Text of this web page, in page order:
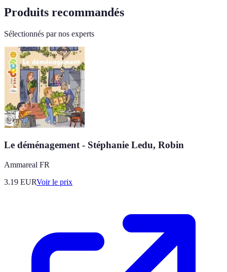
Produits recommandés
Sélectionnés par nos experts
Le déménagement - Stéphanie Ledu, Robin
Ammareal FR
3.19 EURVoir le prix